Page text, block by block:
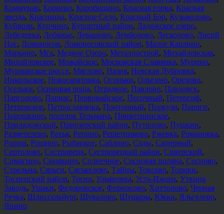
Коммунар, Корнево, Коробицино, Красная горка, Красная
звезда, Красницы, Красное Село, Красный Бор, Кузьмолово,
Куйвози, Купчино, Курортный район, Ладожское озеро,
Лебедевка, Лебяжье, Левашово, Лемболово, Лесколово, Лисий
Нос, Ломоносов, Ломоносовский район, Малое Карлино,
Марьино, Мга, Медное Озеро, Металлострой, Михайловская,
Михайловское, Можайское, Московская Славянка, Мурино,
Мурманское шоссе, Мяглово, Назия, Невская Дубровка,
Никольское, Новосаратовка, Огоньки, Ольгино, Орехово,
Осельки, Осиновая роща, Отрадное, Павлово, Павловск,
Парголово, Парнас, Первомайское, Песочный, Петергоф,
Петровское, Петрославянка, Понтонный, Поркузи, Пороги,
Порошкино, поселок Тельмана, Приветнинское,
Приладожский, Приозерский район, Путилово, Пушкин,
Разметелево, Рахья, Репино, Решетниково, Ржевка, Романовка,
Ропша, Рощино, Рыбацкое, Саблино, Сады, Саперный,
Сертолово, Сестрорецк, Сестрорецкий район, Сиверский,
Симагино, Синявино, Солнечное, Сосновая поляна, Сосново,
Стрельна, Сярьги, Сяськелево, Тайцы, Токсово, Торики,
Тосненский район, Тосно, Ульяновка, Усть-Ижора, Уткина
Заводь, Ушаки, Федоровское, Форносово, Хиттолово, Черная
Речка, Шлиссельбург, Шувалово, Шушары, Юкки, Яльгелево,
Янино